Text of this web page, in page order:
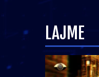
LAJME